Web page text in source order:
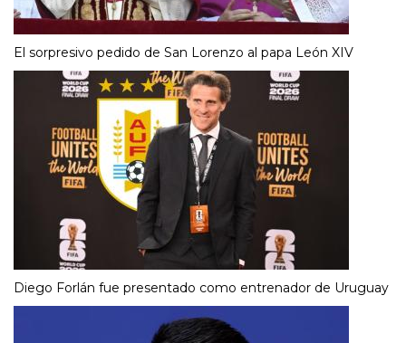
El sorpresivo pedido de San Lorenzo al papa León XIV
Diego Forlán fue presentado como entrenador de Uruguay